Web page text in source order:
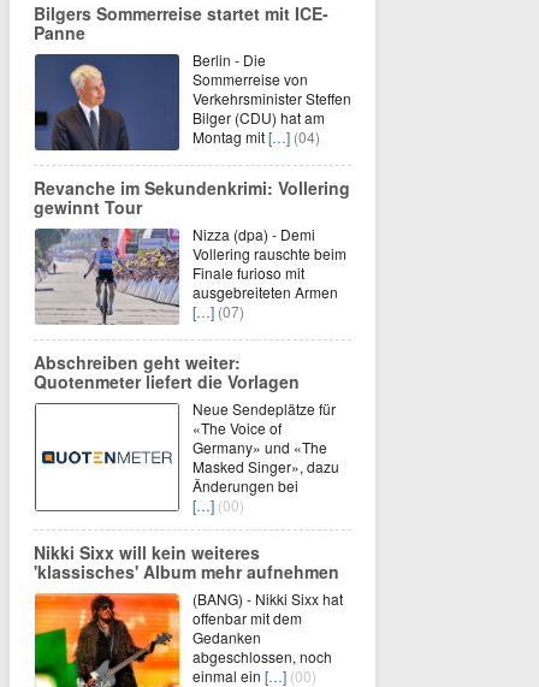
Bilgers Sommerreise startet mit ICE-
Panne
Berlin - Die
Sommerreise von
Verkehrsminister Steffen
Bilger (CDU) hat am
Montag mit[…] (04)
Revanche im Sekundenkrimi: Vollering
gewinnt Tour
Nizza (dpa) - Demi
Vollering rauschte beim
Finale furioso mit
ausgebreiteten Armen
[…] (07)
Abschreiben geht weiter:
Quotenmeter liefert die Vorlagen
Neue Sendeplätze für
«The Voice of
Germany» und «The
Masked Singer», dazu
Änderungen bei
[…] (00)
Nikki Sixx will kein weiteres
'klassisches' Album mehr aufnehmen
(BANG) - Nikki Sixx hat
offenbar mit dem
Gedanken
abgeschlossen, noch
einmal ein […] (00)